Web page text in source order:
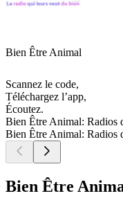
Bien Être Animal
Scannez le code,
Téléchargez l’app,
Écoutez.
Bien Être Animal: Radios
Bien Être Animal: Radios
Bien Être